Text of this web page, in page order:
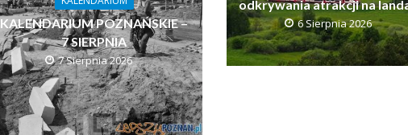
KALENDARIUM POZNAŃSKIE –
7 SIERPNIA
7 Sierpnia 2026
odkrywania atrakcji na
6 Sierpnia 2026